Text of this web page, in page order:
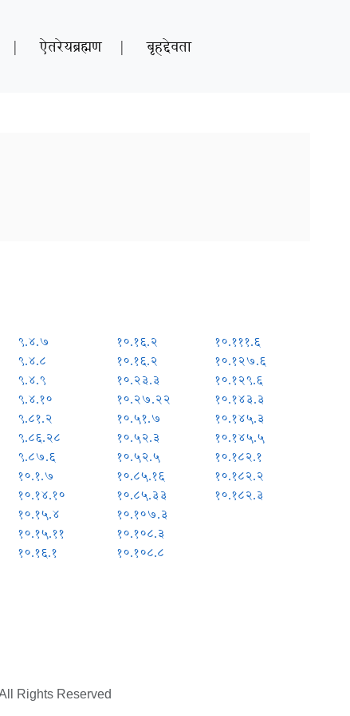
| ऐतरेयब्रह्मण | बृहद्देवता
९.४.७
९.४.८
९.४.९
९.४.१०
९.८१.२
९.८६.२८
९.८७.६
१०.१.७
१०.१४.१०
१०.१५.४
१०.१५.११
१०.१६.१
१०.१६.२
१०.१६.२
१०.२३.३
१०.२७.२२
१०.५१.७
१०.५२.३
१०.५२.५
१०.८५.१६
१०.८५.३३
१०.१०७.३
१०.१०८.३
१०.१०८.८
१०.१११.६
१०.१२७.६
१०.१२९.६
१०.१४३.३
१०.१४५.३
१०.१४५.५
१०.१८२.१
१०.१८२.२
१०.१८२.३
Rights Reserved